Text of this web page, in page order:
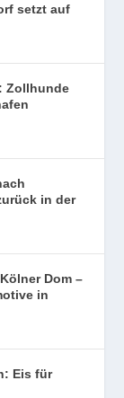
setzt auf
Zollhunde
in der
Dom –
in
Eis für